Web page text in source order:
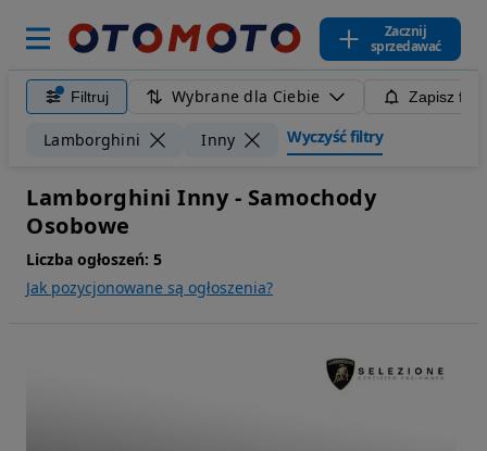
Zacznij
sprzedawać
Filtruj Wybrane dla Ciebie Zapisz
Lamborghini Inny Wyczyść filtry
Lamborghini Inny - Samochody
Osobowe
Liczba ogłoszeń: 5
Jak pozycjonowane są ogłoszenia?